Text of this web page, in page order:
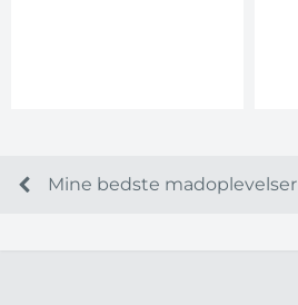
Mine bedste madoplevelser